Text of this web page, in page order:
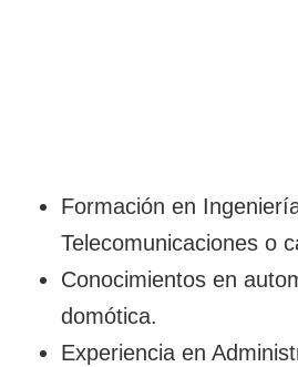
Formación en
Telecomunicaciones o
Conocimientos en
domótica.
Experiencia en